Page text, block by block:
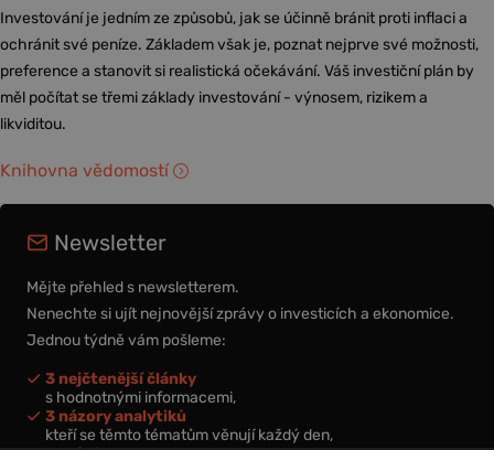
Investování je jedním ze způsobů, jak se účinně bránit proti inflaci a
ochránit své peníze. Základem však je, poznat nejprve své možnosti,
preference a stanovit si realistická očekávání. Váš investiční plán by
měl počítat se třemi základy investování - výnosem, rizikem a
likviditou.
Knihovna vědomostí
Newsletter
Mějte přehled s newsletterem.
Nenechte si ujít nejnovější zprávy o investicích a ekonomice.
Jednou týdně vám pošleme:
3 nejčtenější články
s hodnotnými informacemi,
3 názory analytiků
kteří se těmto tématům věnují každý den,